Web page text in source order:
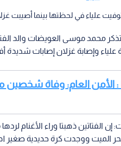
علياء في لحظتها بينما أصيبت
علياء وإصابة غزلان إصابات
: الأمن العام: وفاة
إن الفتاتين ذهبتا وراء
الميت ووجدت كرة حديدية صغير